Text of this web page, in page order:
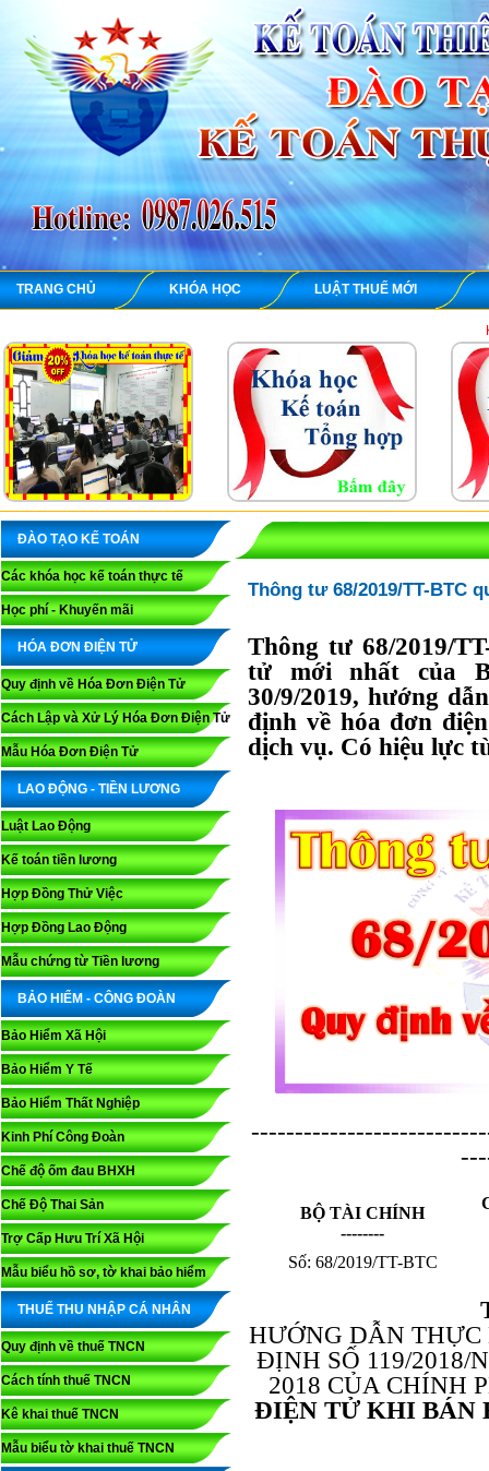
TRANG CHỦ KHÓA HỌC LUẬT THUẾ MỚI
KẾ TOÁN
ĐÀO TẠO KẾ TOÁN
Các khóa học kế toán thực tế
Học phí - Khuyến mãi
HÓA ĐƠN ĐIỆN TỬ
Quy định về Hóa Đơn Điện Tử
Cách Lập và Xử Lý Hóa Đơn Điện Tử
Mẫu Hóa Đơn Điện Tử
LAO ĐỘNG - TIỀN LƯƠNG
Luật Lao Động
Kế toán tiền lương
Hợp Đồng Thử Việc
Hợp Đồng Lao Động
Mẫu chứng từ Tiền lương
BẢO HIỂM - CÔNG ĐOÀN
Bảo Hiểm Xã Hội
Bảo Hiểm Y Tế
Bảo Hiểm Thất Nghiệp
Kinh Phí Công Đoàn
Chế độ ốm đau BHXH
Chế Độ Thai Sản
Trợ Cấp Hưu Trí Xã Hội
Mẫu biểu hồ sơ, tờ khai bảo hiểm
THUẾ THU NHẬP CÁ NHÂN
Quy định về thuế TNCN
Cách tính thuế TNCN
Kê khai thuế TNCN
Mẫu biểu tờ khai thuế TNCN
Thông tư 68/2019/TT-BTC
Thông tư 68/2019/
tử mới nhất của
30/9/2019, hướng
định về hóa đơn
dịch vụ. Có hiệu lực
BỘ TÀI CHÍNH
--------
Số: 68/2019/TT-BTC
HƯỚNG DẪN
ĐỊNH SỐ 119/2018/
2018 CỦA CHÍNH
ĐIỆN TỬ KHI BÁN